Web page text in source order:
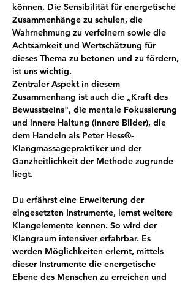
können. Die Sensibilität für energetische
Zusammenhänge zu schulen, die
Wahrnehmung zu verfeinern sowie die
Achtsamkeit und Wertschätzung für
dieses Thema zu betonen und zu fördern,
ist uns wichtig.
Zentraler Aspekt in diesem
Zusammenhang ist auch die „Kraft des
Bewusstseins", die mentale Fokussierung
und innere Haltung (innere Bilder), die
dem Handeln als Peter Hess®-
Klangmassagepraktiker und der
Ganzheitlichkeit der Methode zugrunde
liegt.
Du erfährst eine Erweiterung der
eingesetzten Instrumente, lernst weitere
Klangelemente kennen. So wird der
Klangraum intensiver erfahrbar. Es
werden Möglichkeiten erlernt, mittels
dieser Instrumente die energetische
Ebene des Menschen zu erreichen und